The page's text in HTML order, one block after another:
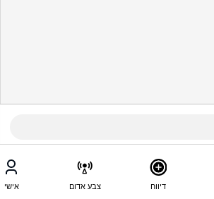
דיווח צבע אדום אישי